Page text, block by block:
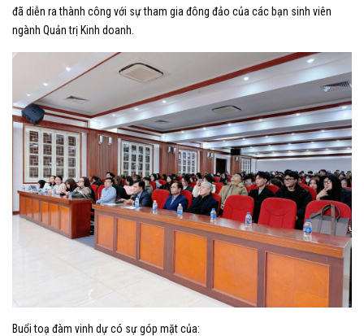
đã diễn ra thành công với sự tham gia đông đảo của các bạn sinh viên
ngành Quản trị Kinh doanh.
Buổi toạ đàm vinh dự có sự góp mặt của: